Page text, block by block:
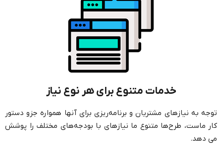
خدمات متنوع برای هر نوع نیاز
توجه به نیازهای مشتریان و برنامه‌ریزی برای آنها همواره جزو دستور
کار ماست، طرح‌ها متنوع ما نیازهای با بودجه‌های مختلف را پوشش
می دهد.